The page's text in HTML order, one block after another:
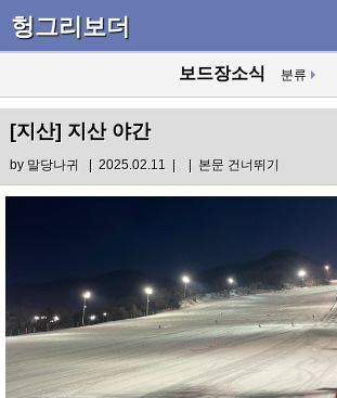
헝그리보더
보드장소식 분류
[지산] 지산 야간
by 말당나귀 | 2025.02.11 | | 본문 건너뛰기